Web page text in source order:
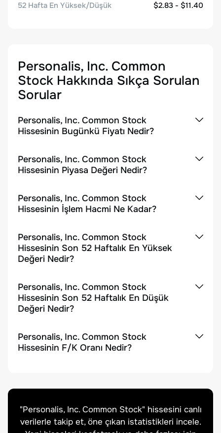
52 Hafta En Yüksek/Düşük
$2.83 - $11.40
Personalis, Inc. Common
Stock Hakkında Sıkça Sorulan
Sorular
Personalis, Inc. Common Stock
Hissesinin Bugünkü Fiyatı Nedir?
Personalis, Inc. Common Stock
Hissesinin Piyasa Değeri Nedir?
Personalis, Inc. Common Stock
Hissesinin İşlem Hacmi Ne Kadar?
Personalis, Inc. Common Stock
Hissesinin Son 52 Haftalık En Yüksek
Değeri Nedir?
Personalis, Inc. Common Stock
Hissesinin Son 52 Haftalık En Düşük
Değeri Nedir?
Personalis, Inc. Common Stock
Hissesinin F/K Oranı Nedir?
"Personalis, Inc. Common Stock" hissesini canlı
verilerle takip et, öne çıkan istatistikleri incele.